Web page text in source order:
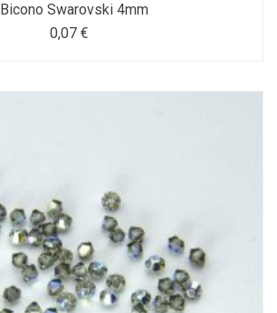
Bicono Swarovski 4mm
0,07 €